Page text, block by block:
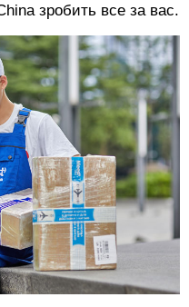
зробить все за вас.